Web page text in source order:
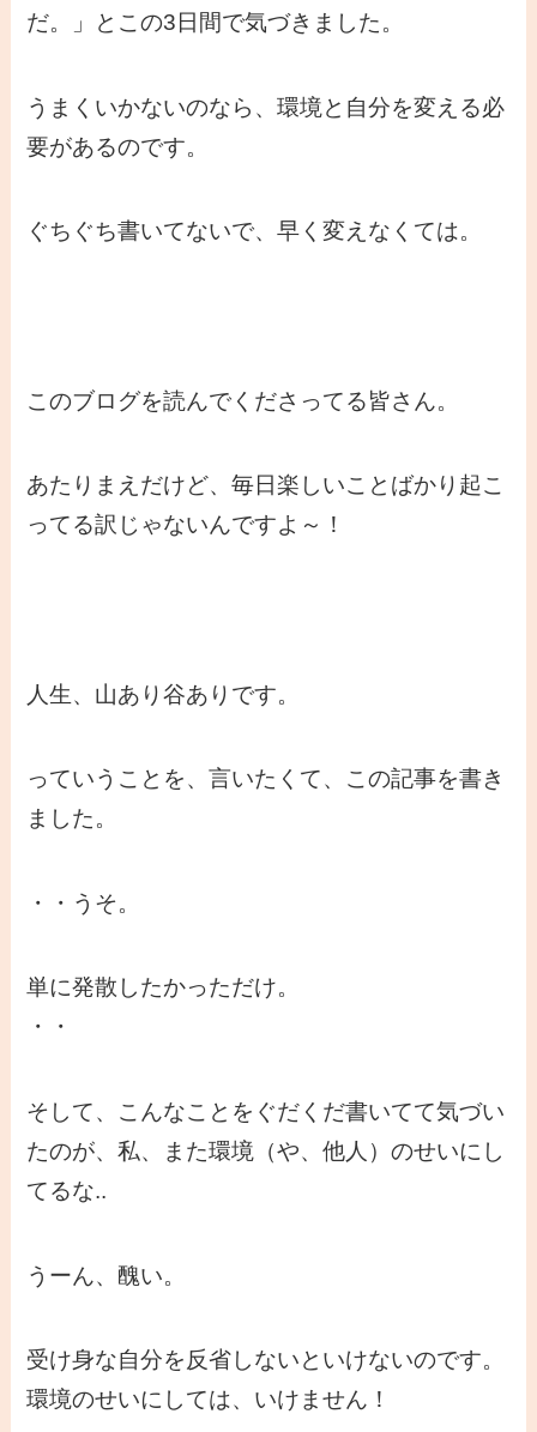
だ。」とこの3日間で気づきました。
うまくいかないのなら、環境と自分を変える必
要があるのです。
ぐちぐち書いてないで、早く変えなくては。
このブログを読んでくださってる皆さん。
あたりまえだけど、毎日楽しいことばかり起こ
ってる訳じゃないんですよ～！
人生、山あり谷ありです。
っていうことを、言いたくて、この記事を書き
ました。
・・うそ。
単に発散したかっただけ。
・・
そして、こんなことをぐだくだ書いてて気づい
たのが、私、また環境（や、他人）のせいにし
てるな..
うーん、醜い。
受け身な自分を反省しないといけないのです。
環境のせいにしては、いけません！